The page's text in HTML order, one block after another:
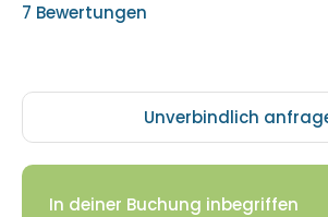
7 Bewertungen
Unverbindlich
In deiner Buchung inbegriffen